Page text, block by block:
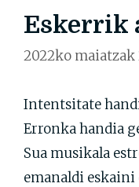
Eskerrik
2022ko maiatzak
Intentsitate
Erronka handia
Sua musikala
emanaldi